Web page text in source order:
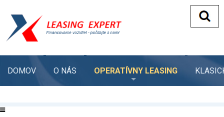
DOMOV O NÁS OPERATÍVNY LEASING